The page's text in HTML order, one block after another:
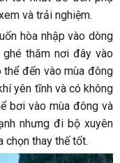
và trải nghiệm.
hòa nhập vào dòng
thăm nơi đây vào
thể đến vào mùa đông
yên tĩnh và có không
bơi vào mùa đông và
nhưng đi bộ xuyên
chọn thay thế tốt.